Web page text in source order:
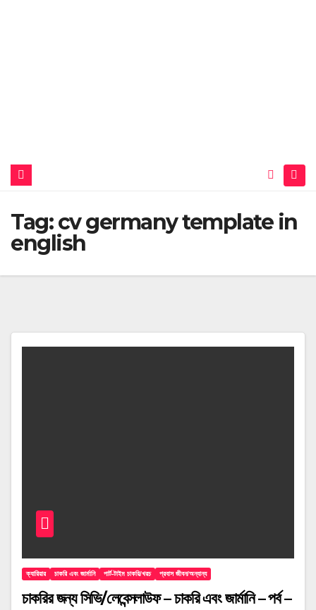
Tag:cv germany template in
english
ক্যারিয়ার চাকরি এবং জার্মানি পার্ট-টাইম চাকরি/খরচ প্রবাস জীবন/অন্যান্য
চাকরির জন্য সিভি/লেবেন্সলাউফ – চাকরি এবং জার্মানি – পর্ব –